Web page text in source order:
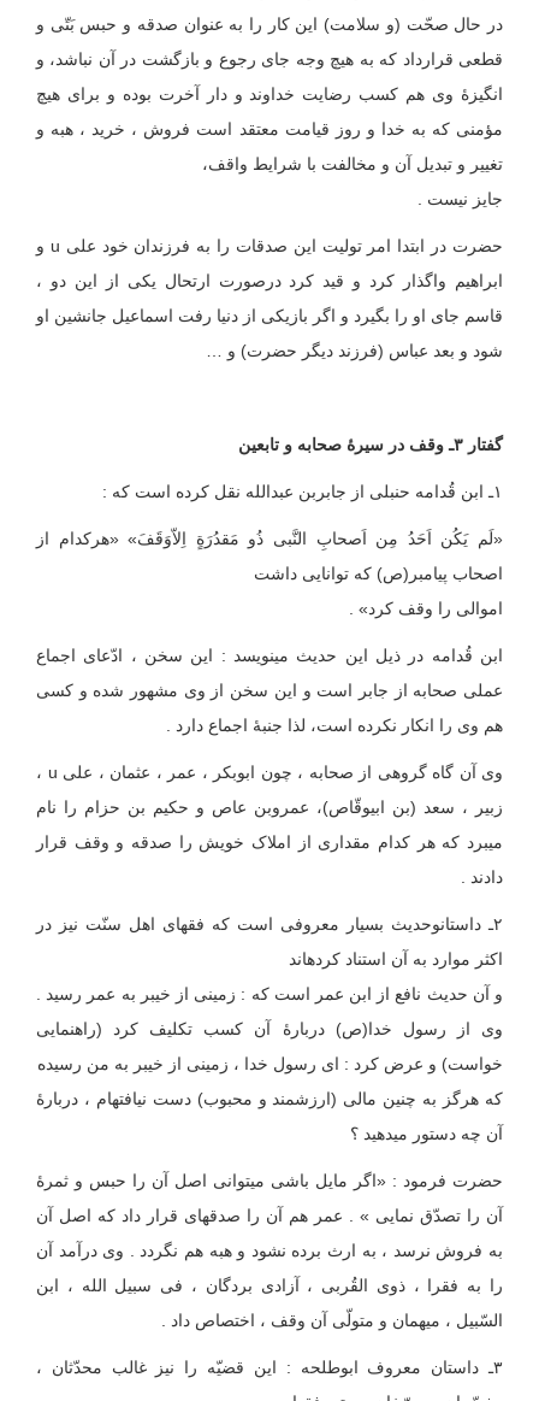
در حال صحّت (و سلامت) این کار را به عنوان صدقه و حبس بَتّی و
قطعی قرارداد که به هیچ وجه جای رجوع و بازگشت در آن نباشد، و
انگیزۀ وی هم کسب رضایت خداوند و دار آخرت بوده و برای هیچ
مؤمنی که به خدا و روز قیامت معتقد است فروش ، خرید ، هبه و
تغییر و تبدیل آن و مخالفت با شرایط واقف،
جایز نیست .
حضرت در ابتدا امر تولیت این صدقات را به فرزندان خود علی u و
ابراهیم واگذار کرد و قید کرد درصورت ارتحال یکی از این دو ،
قاسم جای او را بگیرد و اگر بازیکی از دنیا رفت اسماعیل جانشین او
شود و بعد عباس (فرزند دیگر حضرت) و …
گفتار ۳ـ وقف در سیرۀ صحابه و تابعین
۱ـ ابن قُدامه حنبلی از جابربن عبدالله نقل کرده است که :
«لَم یَکُن اَحَدُ مِن اَصحابِ النَّبی ذُو مَقدُرَةٍ اِلاّوَقَفَ» «هرکدام از
اصحاب پیامبر(ص) که توانایی داشت
اموالی را وقف کرد» .
ابن قُدامه در ذیل این حدیث می‏نویسد : این سخن ، ادّعای اجماع
عملی صحابه از جابر است و این سخن از وی مشهور شده و کسی
هم وی را انکار نکرده است، لذا جنبهٔ اجماع دارد .
وی آن گاه گروهی از صحابه ، چون ابوبکر ، عمر ، عثمان ، علی u ،
زبیر ، سعد (بن ابی‏وقّاص)، عمروبن عاص و حکیم بن حزام را نام
می‏برد که هر کدام مقداری از املاک خویش را صدقه و وقف قرار
دادند .
۲ـ داستان‏وحدیث بسیار معروفی است که فقهای اهل سنّت نیز در
اکثر موارد به آن استناد کرده‏‏اند
و آن حدیث نافع از ابن عمر است که : زمینی از خیبر به عمر رسید .
وی از رسول خدا(ص) دربارۀ آن کسب تکلیف کرد (راهنمایی
خواست) و عرض کرد : ای رسول خدا ، زمینی از خیبر به من رسیده
که هرگز به چنین مالی (ارزشمند و محبوب) دست نیافته‏‏ام ، دربارۀ
آن چه دستور می‏دهید ؟
حضرت فرمود : «اگر مایل باشی می‏توانی اصل آن را حبس و ثمرۀ
آن را تصدّق نمایی » . عمر هم آن را صدقه‏ای قرار داد که اصل آن
به فروش نرسد ، به ارث برده نشود و هبه هم نگردد . وی درآمد آن
را به فقرا ، ذوی القُربی ، آزادی بردگان ، فی سبیل الله ، ابن
السّبیل ، میهمان و متولّی آن وقف ، اختصاص داد .
۳ـ داستان معروف ابوطلحه : این قضیّه را نیز غالب محدّثان ،